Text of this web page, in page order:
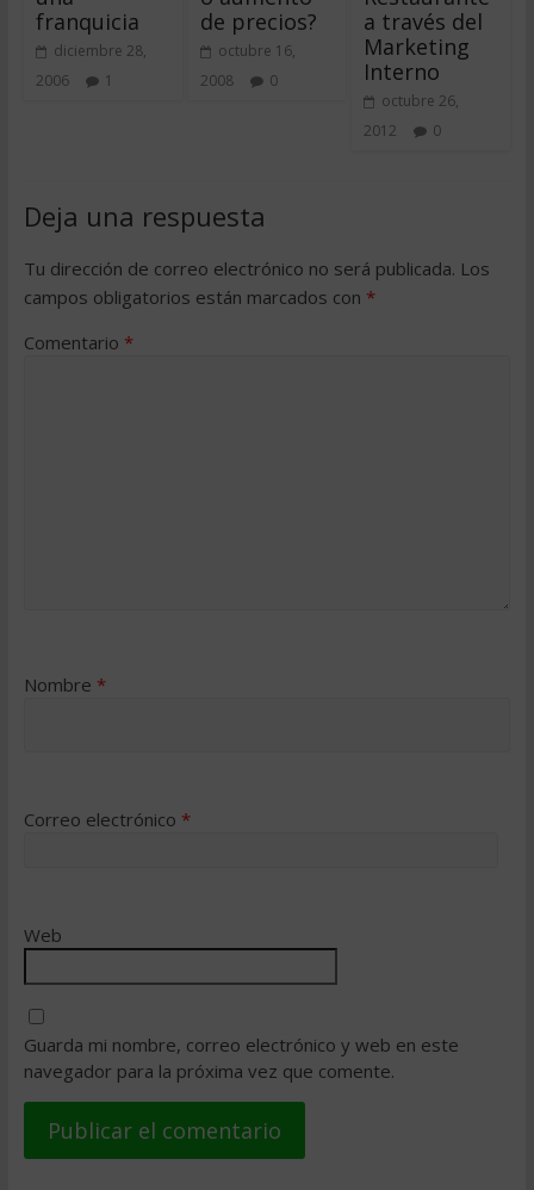
franquicia
diciembre 28,
2006
1
de precios?
octubre 16,
2008
0
a través del
Marketing
Interno
octubre 26,
2012
0
Deja una respuesta
Tu dirección de correo electrónico no será publicada. Los
campos obligatorios están marcados con *
Comentario *
Nombre *
Correo electrónico *
Web
Guarda mi nombre, correo electrónico y web en este
navegador para la próxima vez que comente.